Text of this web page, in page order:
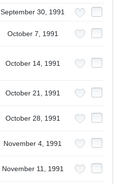
September 30, 1991
October 7, 1991
October 14, 1991
October 21, 1991
October 28, 1991
November 4, 1991
November 11, 1991